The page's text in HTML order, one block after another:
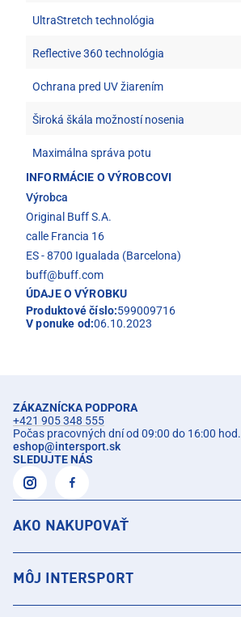
UltraStretch technológia
Reflective 360 technológia
Ochrana pred UV žiarením
Široká škála možností nosenia
Maximálna správa potu
INFORMÁCIE O VÝROBCOVI
Výrobca
Original Buff S.A.
calle Francia 16
ES - 8700 Igualada (Barcelona)
buff@buff.com
ÚDAJE O VÝROBKU
Produktové číslo:599009716
V ponuke od:06.10.2023
ZÁKAZNÍCKA PODPORA
+421 905 348 555
Počas pracovných dní od 09:00 do 16:00 hod.
eshop@intersport.sk
SLEDUJTE NÁS
AKO NAKUPOVAŤ
MÔJ INTERSPORT